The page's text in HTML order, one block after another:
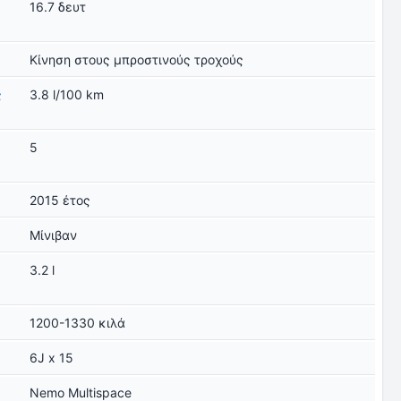
16.7 δευτ
Κίνηση στους μπροστινούς τροχούς
3.8 l/100 km
5
2015 έτος
Μίνιβαν
3.2 l
1200-1330 κιλά
6J x 15
Nemo Multispace